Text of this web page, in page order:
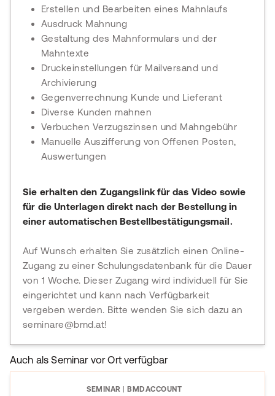
Erstellen und Bearbeiten eines Mahnlaufs
Ausdruck Mahnung
Gestaltung des Mahnformulars und der
Mahntexte
Druckeinstellungen für Mailversand und
Archivierung
Gegenverrechnung Kunde und Lieferant
Diverse Kunden mahnen
Verbuchen Verzugszinsen und Mahngebühr
Manuelle Auszifferung von Offenen Posten,
Auswertungen
Sie erhalten den Zugangslink für das Video sowie
für die Unterlagen direkt nach der Bestellung in
einer automatischen Bestellbestätigungsmail.
Auf Wunsch erhalten Sie zusätzlich einen Online-
Zugang zu einer Schulungsdatenbank für die Dauer
von 1 Woche. Dieser Zugang wird individuell für Sie
eingerichtet und kann nach Verfügbarkeit
vergeben werden. Bitte wenden Sie sich dazu an
seminare@bmd.at!
Auch als Seminar vor Ort verfügbar
SEMINAR BMDACCOUNT